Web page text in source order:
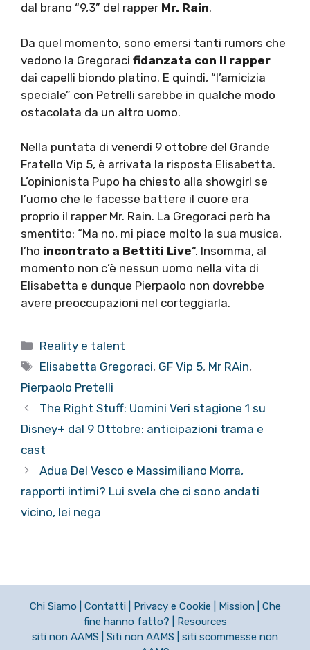
dal brano “9,3” del rapper Mr. Rain.
Da quel momento, sono emersi tanti rumors che
vedono la Gregoraci fidanzata con il rapper
dai capelli biondo platino. E quindi, “l’amicizia
speciale” con Petrelli sarebbe in qualche modo
ostacolata da un altro uomo.
Nella puntata di venerdì 9 ottobre del Grande
Fratello Vip 5, è arrivata la risposta Elisabetta.
L’opinionista Pupo ha chiesto alla showgirl se
l’uomo che le facesse battere il cuore era
proprio il rapper Mr. Rain. La Gregoraci però ha
smentito: “Ma no, mi piace molto la sua musica,
l’ho incontrato a Bettiti Live“. Insomma, al
momento non c’è nessun uomo nella vita di
Elisabetta e dunque Pierpaolo non dovrebbe
avere preoccupazioni nel corteggiarla.
Categorie
Reality e talent
Tag
Elisabetta Gregoraci, GF Vip 5, Mr RAin,
Pierpaolo Pretelli
The Right Stuff: Uomini Veri stagione 1 su
Disney+ dal 9 Ottobre: anticipazioni trama e
cast
Adua Del Vesco e Massimiliano Morra,
rapporti intimi? Lui svela che ci sono andati
vicino, lei nega
Chi Siamo Contatti Privacy e Cookie Mission
Che
fine hanno fatto?
Resources
siti non AAMS
Siti non AAMS
siti scommesse non